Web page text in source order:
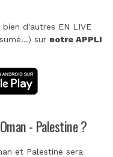
d'autres EN LIVE
sur notre APPLI
- Palestine ?
et Palestine sera